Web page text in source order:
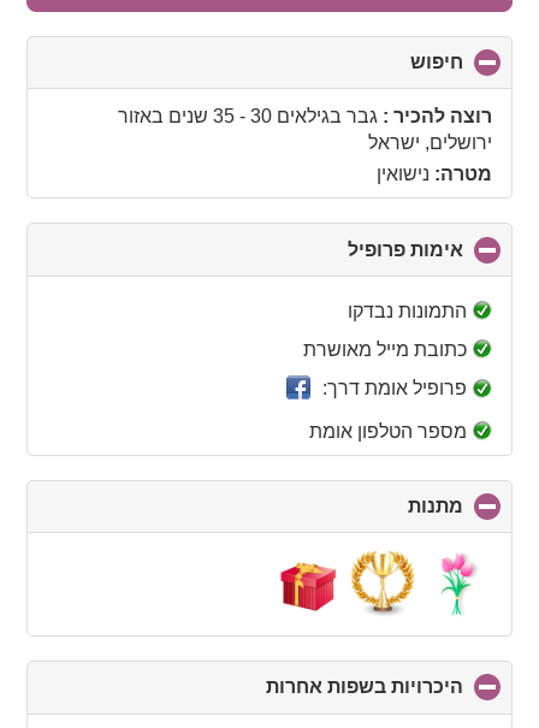
חיפוש
to
collapse
contents
רוצה להכיר : גבר בגילאים 30 - 35 שנים
באזור
ירושלים, ישראל
מטרה: נישואין
אימות פרופיל
to
התמונות נבדקו
כתובת מייל מאושרת
פרופיל אומת דרך:
מספר הטלפון אומת
מתנות
to
collapse
contents
היכרויות בשפות אחרות
to